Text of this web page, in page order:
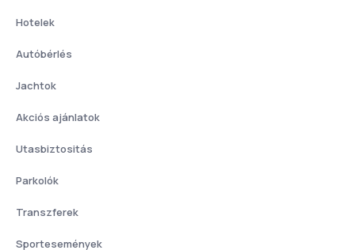
Hotelek
Autóbérlés
Jachtok
Akciós ajánlatok
Utasbiztositás
Parkolók
Transzferek
Sportesemények